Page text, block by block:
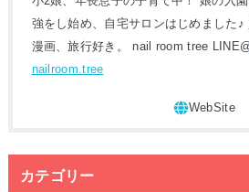
強をし始め、自宅サロンはじめました♪
漫画、旅行好き。 nail room tree
nailroom.tree
カテゴリー